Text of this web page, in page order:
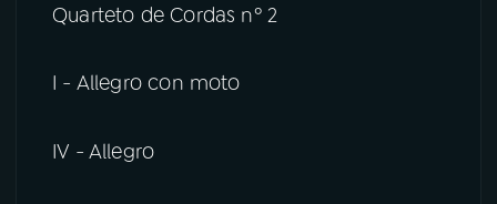
Quarteto de Cordas nº 2
I - Allegro con moto
IV - Allegro